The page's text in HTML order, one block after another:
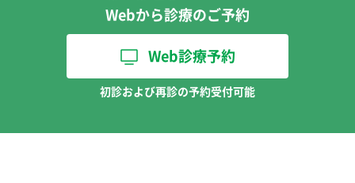
Webから診療のご予約
Web診療予約
初診および再診の予約受付可能